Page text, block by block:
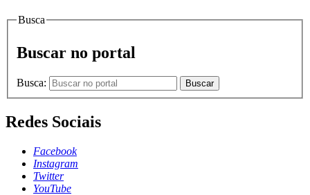
Busca
Buscar no portal
Busca: Buscar
Redes Sociais
Facebook
Instagram
Twitter
YouTube